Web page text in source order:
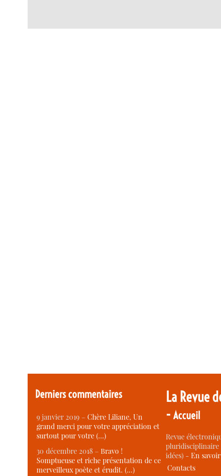
Derniers commentaires
9 janvier 2019 –Chère Liliane, Un
grand merci pour votre appréciation et
surtout pour votre (…)
30 décembre 2018 –Bravo !
Somptueuse et riche présentation de ce
merveilleux poète et érudit. (…)
La Revue
-Accueil
Revue
idées) -En
Contacts